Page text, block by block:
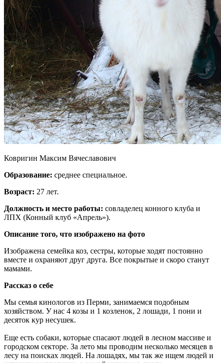
Ковригин Максим Вячеславович
Образование: среднее специальное.
Возраст: 27 лет.
Должность и место работы: совладелец конного клуба и
ЛПХ (Конный клуб «Апрель»).
Описание того, что изображено на фото
Изображена семейка коз, сестры, которые ходят постоянно
вместе и охраняют друг друга. Все покрытые и скоро станут
мамами.
Рассказ о себе
Мы семья кинологов из Перми, занимаемся подобным
хозяйством. У нас 4 козы и 1 козленок, 2 лошади, 1 пони и
десяток кур несушек.
Еще есть собаки, которые спасают людей в лесном массиве и
городском секторе. За лето мы проводим несколько месяцев в
лесу на поисках людей. На лошадях, мы так же ищем людей и